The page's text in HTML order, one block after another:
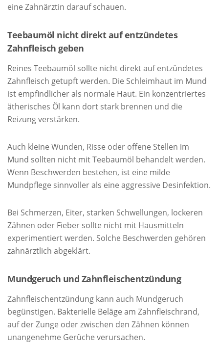
eine Zahnärztin darauf schauen.
Teebaumöl nicht direkt auf entzündetes
Zahnfleisch geben
Reines Teebaumöl sollte nicht direkt auf entzündetes
Zahnfleisch getupft werden. Die Schleimhaut im Mund
ist empfindlicher als normale Haut. Ein konzentriertes
ätherisches Öl kann dort stark brennen und die
Reizung verstärken.
Auch kleine Wunden, Risse oder offene Stellen im
Mund sollten nicht mit Teebaumöl behandelt werden.
Wenn Beschwerden bestehen, ist eine milde
Mundpflege sinnvoller als eine aggressive Desinfektion.
Bei Schmerzen, Eiter, starken Schwellungen, lockeren
Zähnen oder Fieber sollte nicht mit Hausmitteln
experimentiert werden. Solche Beschwerden gehören
zahnärztlich abgeklärt.
Mundgeruch und Zahnfleischentzündung
Zahnfleischentzündung kann auch Mundgeruch
begünstigen. Bakterielle Beläge am Zahnfleischrand,
auf der Zunge oder zwischen den Zähnen können
unangenehme Gerüche verursachen.